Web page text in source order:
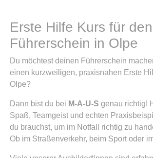
Erste Hilfe Kurs für den
Führerschein in Olpe
Du möchtest deinen Führerschein
einen kurzweiligen, praxisnahen Erste
Olpe?
Dann bist du bei M-A-U-S genau richtig!
Spaß, Teamgeist und echten
du brauchst, um im Notfall richtig zu
Ob im Straßenverkehr, beim Sport oder